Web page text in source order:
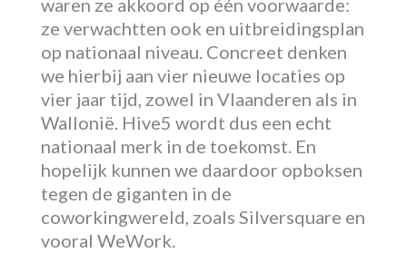
waren ze akkoord op één voorwaarde:
ze verwachtten ook en uitbreidingsplan
op nationaal niveau. Concreet denken
we hierbij aan vier nieuwe locaties op
vier jaar tijd, zowel in Vlaanderen als in
Wallonië. Hive5 wordt dus een echt
nationaal merk in de toekomst. En
hopelijk kunnen we daardoor opboksen
tegen de giganten in de
coworkingwereld, zoals Silversquare en
vooral WeWork.